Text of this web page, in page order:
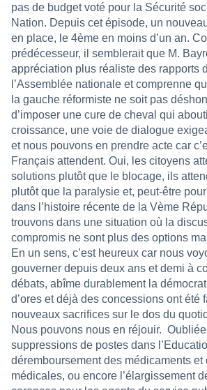
pas de budget voté pour la Sécurité
Nation. Depuis cet épisode, un
en place, le 4ème en moins d’un an.
prédécesseur, il semblerait que M.
appréciation plus réaliste des rapports
l’Assemblée nationale et comprenne
la gauche réformiste ne soit pas
d’imposer une cure de cheval qui
croissance, une voie de dialogue
et nous pouvons en prendre acte car
Français attendent. Oui, les citoyens
solutions plutôt que le blocage, ils
plutôt que la paralysie et, peut-être
dans l’histoire récente de la Vème
trouvons dans une situation où la
compromis ne sont plus des options
En un sens, c’est heureux car nous
gouverner depuis deux ans et demi à
débats, abîme durablement la
d’ores et déjà des concessions ont été
nouveaux sacrifices sur le dos du
Nous pouvons nous en réjouir.
suppressions de postes dans
déremboursement des médicaments
médicales, ou encore l’élargissement